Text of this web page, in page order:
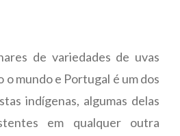
de variedades de uvas
o mundo e Portugal é um dos
indígenas, algumas delas
em qualquer outra